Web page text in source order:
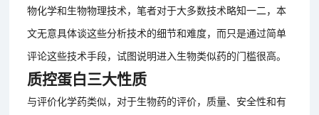
物化学和生物物理技术，笔者对于大多数技术略知一二，本
文无意具体谈这些分析技术的细节和难度，而只是通过简单
评论这些技术手段，试图说明进入生物类似药的门槛很高。
质控蛋白三大性质
与评价化学药类似，对于生物药的评价，质量、安全性和有